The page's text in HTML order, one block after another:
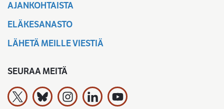
AJANKOHTAISTA
ELÄKESANASTO
LÄHETÄ MEILLE VIESTIÄ
SEURAA MEITÄ
Työeläkevakuuttajat TELA ry X:ssä
Työeläkevakuuttajat TELA ry Bluesky:ssa
Työeläkevakuuttajat TELA ry
Työeläkevakuuttajat TELA ry
Työeläkevakuuttajat TELA ry